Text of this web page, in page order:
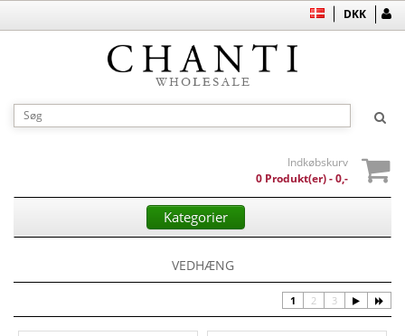
DKK
Indkøbskurv
0 Produkt(er) - 0,-
Kategorier
VEDHÆNG
1 2 3